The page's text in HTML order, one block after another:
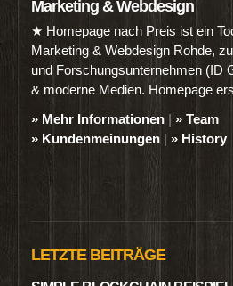
Marketing & Webdesign
★ Homepage nach Preis ist ein
Marketing & Webdesign Rohde,
und Forschungsunternehmen (ID
& moderne Medien. Homepage
» Mehr Informationen | » Team
» Kundenmeinungen | » History
LETZTE BEITRÄGE